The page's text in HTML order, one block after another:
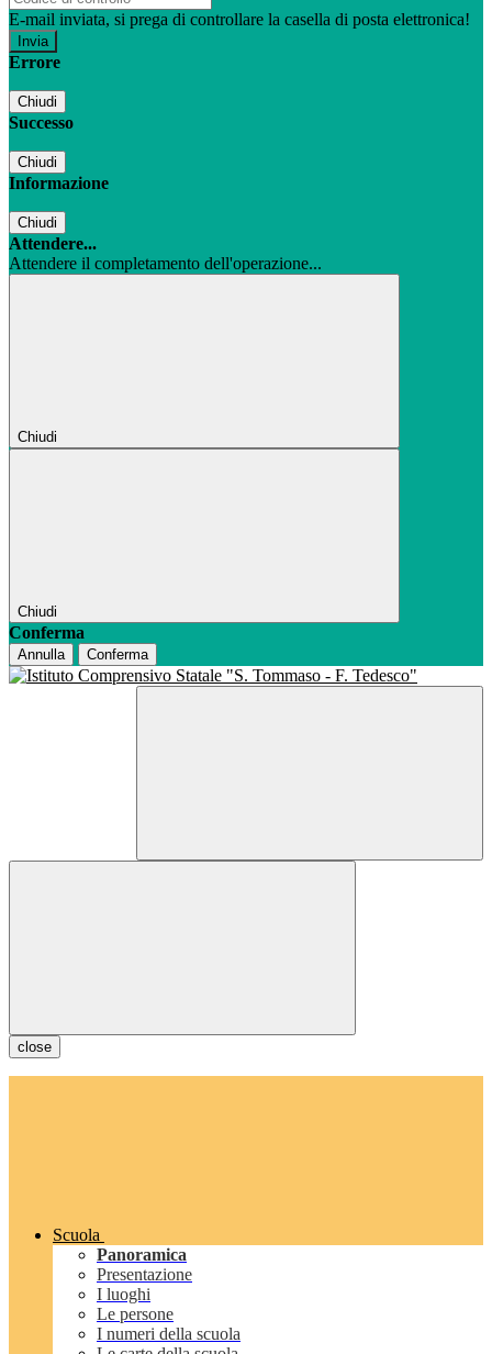
E-mail inviata, si prega di controllare la casella di posta elettronica!
Errore
Chiudi
Successo
Chiudi
Informazione
Chiudi
Attendere...
Attendere il completamento dell'operazione...
Chiudi
Chiudi
Conferma
Annulla Conferma
close
Scuola
Panoramica
Presentazione
I luoghi
Le persone
I numeri della scuola